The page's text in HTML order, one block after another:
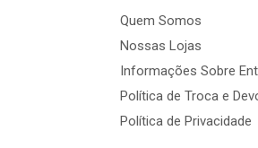
Quem Somos
Nossas Lojas
Informações Sobre
Política de Troca e
Política de Privacidade